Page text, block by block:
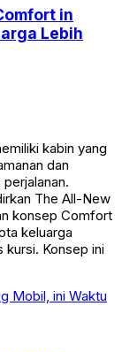
in
Lebih
kabin yang
dan
The All-New
konsep Comfort
keluarga
kursi. Konsep ini